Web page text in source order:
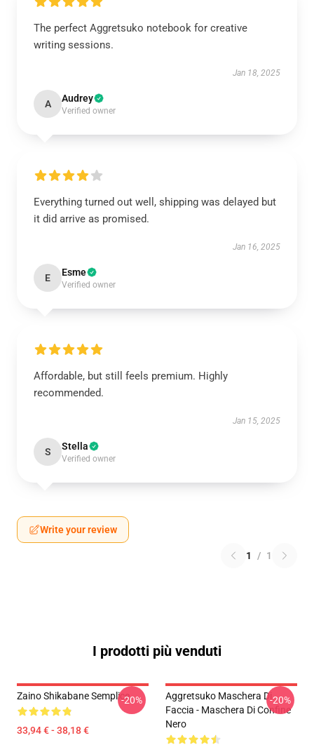
The perfect Aggretsuko notebook for creative
writing sessions.
Jan 18, 2025
A Audrey
Verified owner
Everything turned out well, shipping was delayed but
it did arrive as promised.
Jan 16, 2025
E Esme
Verified owner
Affordable, but still feels premium. Highly
recommended.
Jan 15, 2025
S Stella
Verified owner
Write your review
1 / 1
I prodotti più venduti
Zaino Shikabane Semplice
33,94 € - 38,18 €
-20%
Aggretsuko Maschera Di
Faccia - Maschera Di Confine
Nero
-20%